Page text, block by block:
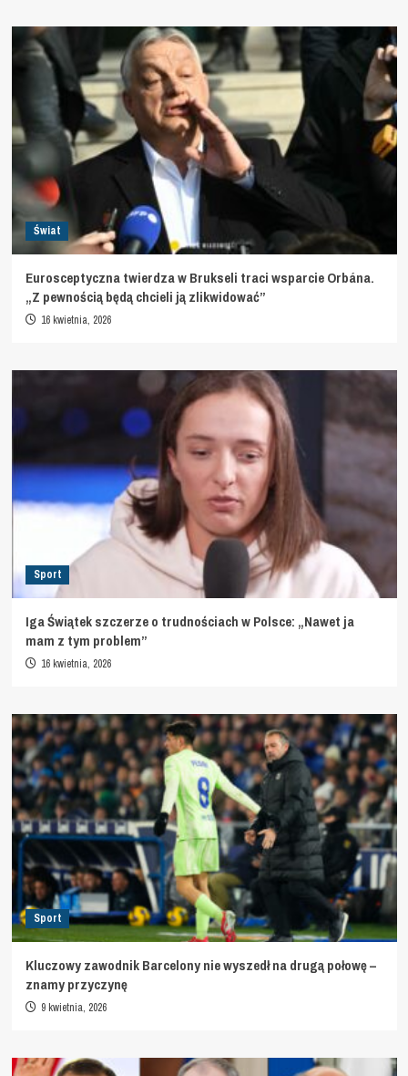
Świat
Eurosceptyczna twierdza w Brukseli traci wsparcie Orbána.
„Z pewnością będą chcieli ją zlikwidować”
16 kwietnia, 2026
Sport
Iga Świątek szczerze o trudnościach w Polsce: „Nawet ja
mam z tym problem”
16 kwietnia, 2026
Sport
Kluczowy zawodnik Barcelony nie wyszedł na drugą połowę –
znamy przyczynę
9 kwietnia, 2026